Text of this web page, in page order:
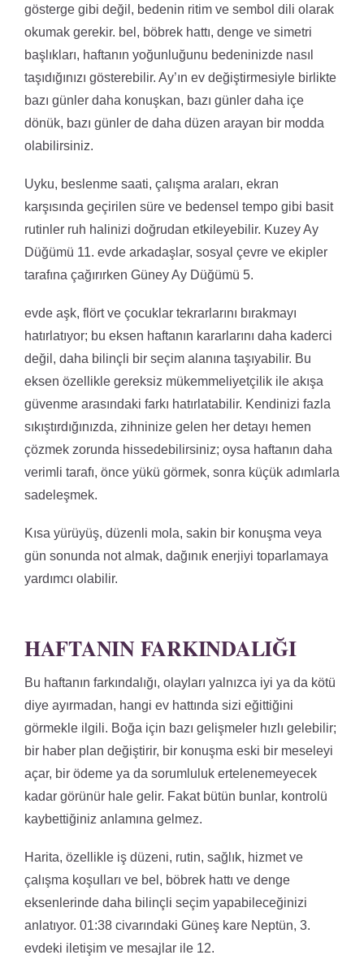
gösterge gibi değil, bedenin ritim ve sembol dili olarak
okumak gerekir. bel, böbrek hattı, denge ve simetri
başlıkları, haftanın yoğunluğunu bedeninizde nasıl
taşıdığınızı gösterebilir. Ay’ın ev değiştirmesiyle birlikte
bazı günler daha konuşkan, bazı günler daha içe
dönük, bazı günler de daha düzen arayan bir modda
olabilirsiniz.
Uyku, beslenme saati, çalışma araları, ekran
karşısında geçirilen süre ve bedensel tempo gibi basit
rutinler ruh halinizi doğrudan etkileyebilir. Kuzey Ay
Düğümü 11. evde arkadaşlar, sosyal çevre ve ekipler
tarafına çağırırken Güney Ay Düğümü 5.
evde aşk, flört ve çocuklar tekrarlarını bırakmayı
hatırlatıyor; bu eksen haftanın kararlarını daha kaderci
değil, daha bilinçli bir seçim alanına taşıyabilir. Bu
eksen özellikle gereksiz mükemmeliyetçilik ile akışa
güvenme arasındaki farkı hatırlatabilir. Kendinizi fazla
sıkıştırdığınızda, zihninize gelen her detayı hemen
çözmek zorunda hissedebilirsiniz; oysa haftanın daha
verimli tarafı, önce yükü görmek, sonra küçük adımlarla
sadeleşmek.
Kısa yürüyüş, düzenli mola, sakin bir konuşma veya
gün sonunda not almak, dağınık enerjiyi toparlamaya
yardımcı olabilir.
HAFTANIN FARKINDALIĞI
Bu haftanın farkındalığı, olayları yalnızca iyi ya da kötü
diye ayırmadan, hangi ev hattında sizi eğittiğini
görmekle ilgili. Boğa için bazı gelişmeler hızlı gelebilir;
bir haber plan değiştirir, bir konuşma eski bir meseleyi
açar, bir ödeme ya da sorumluluk ertelenemeyecek
kadar görünür hale gelir. Fakat bütün bunlar, kontrolü
kaybettiğiniz anlamına gelmez.
Harita, özellikle iş düzeni, rutin, sağlık, hizmet ve
çalışma koşulları ve bel, böbrek hattı ve denge
eksenlerinde daha bilinçli seçim yapabileceğinizi
anlatıyor. 01:38 civarındaki Güneş kare Neptün, 3.
evdeki iletişim ve mesajlar ile 12.